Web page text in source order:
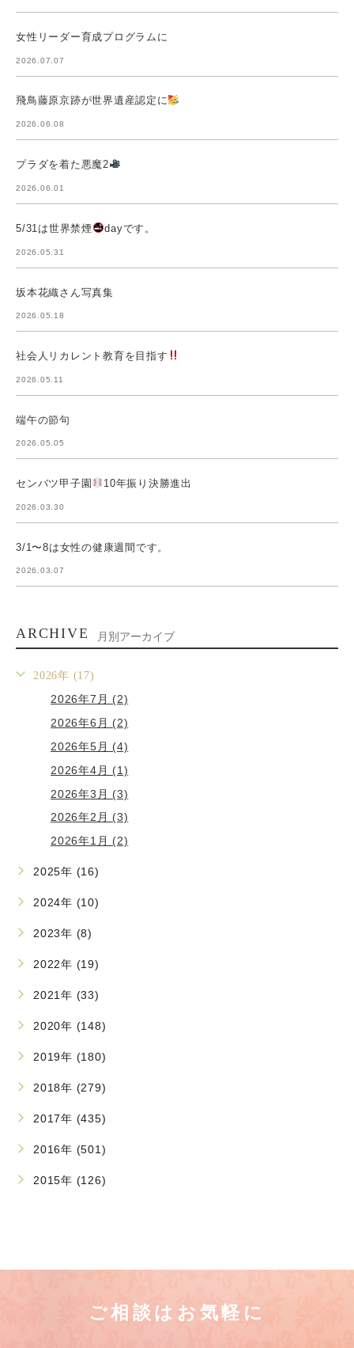
女性リーダー育成プログラムに
2026.07.07
飛鳥藤原京跡が世界遺産認定に
2026.06.08
プラダを着た悪魔2
2026.06.01
5/31は世界禁煙 dayです。
2026.05.31
坂本花織さん写真集
2026.05.18
社会人リカレント教育を目指す
2026.05.11
端午の節句
2026.05.05
センバツ甲子園 10年振り決勝進出
2026.03.30
3/1〜8は女性の健康週間です。
2026.03.07
ARCHIVE 月別アーカイブ
2026年 (17)
2026年7月 (2)
2026年6月 (2)
2026年5月 (4)
2026年4月 (1)
2026年3月 (3)
2026年2月 (3)
2026年1月 (2)
2025年 (16)
2024年 (10)
2023年 (8)
2022年 (19)
2021年 (33)
2020年 (148)
2019年 (180)
2018年 (279)
2017年 (435)
2016年 (501)
2015年 (126)
ご相談はお気軽に